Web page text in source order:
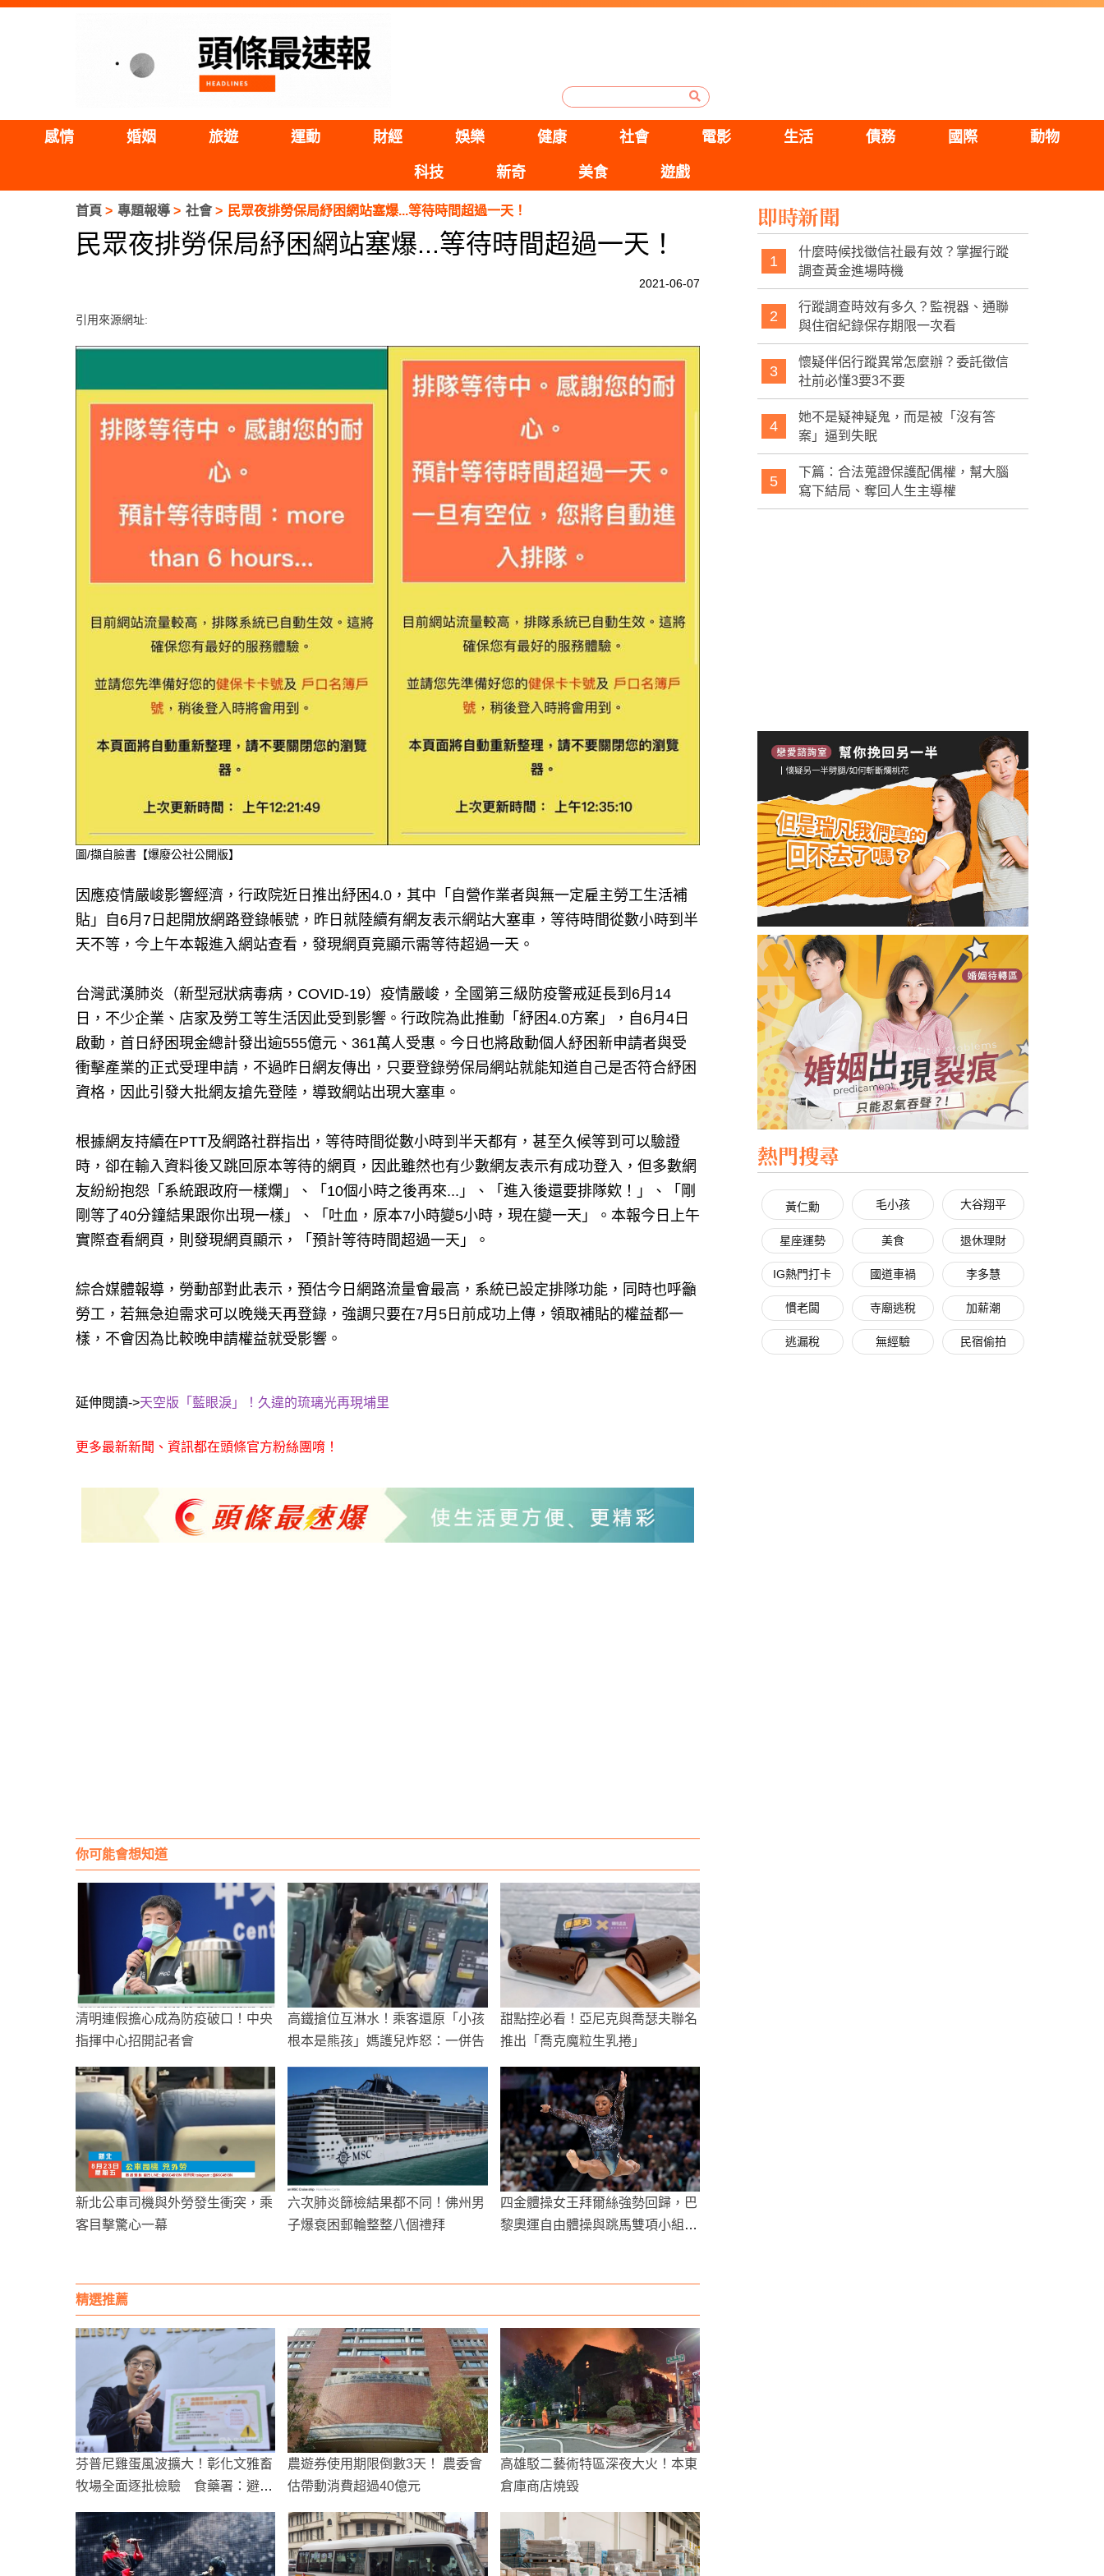
感情 婚姻 旅遊 運動 財經 娛樂 健康 社會 電影 生活 債務 國際 動物
科技 新奇 美食 遊戲
首頁 專題報導 社會 民眾夜排勞保局紓困網站塞爆...等待時間超過一天！
民眾夜排勞保局紓困網站塞爆...等待時間超過一天！
2021-06-07
引用來源網址:
圖/擷自臉書【爆廢公社公開版】
因應疫情嚴峻影響經濟，行政院近日推出紓困4.0，其中「自營作業者與無一定雇主勞工生活補
貼」自6月7日起開放網路登錄帳號，昨日就陸續有網友表示網站大塞車，等待時間從數小時到半
天不等，今上午本報進入網站查看，發現網頁竟顯示需等待超過一天。
台灣武漢肺炎（新型冠狀病毒病，COVID-19）疫情嚴峻，全國第三級防疫警戒延長到6月14
日，不少企業、店家及勞工等生活因此受到影響。行政院為此推動「紓困4.0方案」，自6月4日
啟動，首日紓困現金總計發出逾555億元、361萬人受惠。今日也將啟動個人紓困新申請者與受
衝擊產業的正式受理申請，不過昨日網友傳出，只要登錄勞保局網站就能知道自己是否符合紓困
資格，因此引發大批網友搶先登陸，導致網站出現大塞車。
根據網友持續在PTT及網路社群指出，等待時間從數小時到半天都有，甚至久候等到可以驗證
時，卻在輸入資料後又跳回原本等待的網頁，因此雖然也有少數網友表示有成功登入，但多數網
友紛紛抱怨「系統跟政府一樣爛」、「10個小時之後再來...」、「進入後還要排隊欸！」、「剛
剛等了40分鐘結果跟你出現一樣」、「吐血，原本7小時變5小時，現在變一天」。本報今日上午
實際查看網頁，則發現網頁顯示，「預計等待時間超過一天」。
綜合媒體報導，勞動部對此表示，預估今日網路流量會最高，系統已設定排隊功能，同時也呼籲
勞工，若無急迫需求可以晚幾天再登錄，強調只要在7月5日前成功上傳，領取補貼的權益都一
樣，不會因為比較晚申請權益就受影響。
延伸閱讀->天空版「藍眼淚」！久違的琉璃光再現埔里
更多最新新聞、資訊都在頭條官方粉絲團唷！
你可能會想知道
清明連假擔心成為防疫破口！中央
指揮中心招開記者會
高鐵搶位互淋水！乘客還原「小孩
根本是熊孩」媽護兒炸怒：一併告
甜點控必看！亞尼克與喬瑟夫聯名
推出「喬克魔粒生乳捲」
新北公車司機與外勞發生衝突，乘
客目擊驚心一幕
六次肺炎篩檢結果都不同！佛州男
子爆衰困郵輪整整八個禮拜
四金體操女王拜爾絲強勢回歸，巴
黎奧運自由體操與跳馬雙項小組第
精選推薦
芬普尼雞蛋風波擴大！彰化文雅畜
牧場全面逐批檢驗 食藥署：避開
農遊券使用期限倒數3天！ 農委會
估帶動消費超過40億元
高雄駁二藝術特區深夜大火！本東
倉庫商店燒毀
即時新聞
1
什麼時候找徵信社最有效？掌握行蹤
調查黃金進場時機
2
行蹤調查時效有多久？監視器、通聯
與住宿紀錄保存期限一次看
3
懷疑伴侶行蹤異常怎麼辦？委託徵信
社前必懂3要3不要
4
她不是疑神疑鬼，而是被「沒有答
案」逼到失眠
5
下篇：合法蒐證保護配偶權，幫大腦
寫下結局、奪回人生主導權
熱門搜尋
黃仁勳 毛小孩 大谷翔平
星座運勢 美食 退休理財
IG熱門打卡 國道車禍 李多慧
慣老闆 寺廟逃稅 加薪潮
逃漏稅 無經驗 民宿偷拍